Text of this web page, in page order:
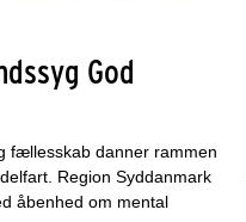
God
fællesskab danner rammen
Region Syddanmark
åbenhed om mental